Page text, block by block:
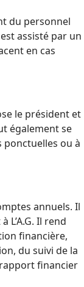
du personnel
assisté par un
en cas
le président et
également se
ou à
annuels. Il
L’A.G. Il rend
financière,
du suivi de la
financier